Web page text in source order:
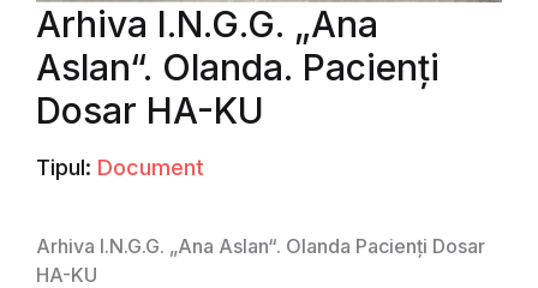
Arhiva I.N.G.G. „Ana
Aslan“. Olanda. Pacienți
Dosar HA-KU
Tipul: Document
Arhiva I.N.G.G. „Ana Aslan“. Olanda Pacienți Dosar
HA-KU